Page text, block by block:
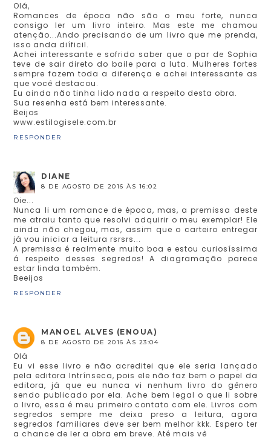
Olá,
Romances de época não são o meu forte, nunca
consigo ler um livro inteiro. Mas este me chamou
atenção...Ando precisando de um livro que me prenda,
isso anda diíficil.
Achei interessante e sofrido saber que o par de Sophia
teve de sair direto do baile para a luta. Mulheres fortes
sempre fazem toda a diferença e achei interessante as
que você destacou.
Eu ainda não tinha lido nada a respeito desta obra.
Sua resenha está bem interessante.
Beijos
www.estilogisele.com.br
RESPONDER
DIANE
8 DE AGOSTO DE 2016 ÀS 16:02
Oie...
Nunca li um romance de época, mas, a premissa deste
me atraiu tanto que resolvi adquirir o meu exemplar! Ele
ainda não chegou, mas, assim que o carteiro entregar
já vou iniciar a leitura rsrsrs...
A premissa é realmente muito boa e estou curiosíssima
á respeito desses segredos! A diagramação parece
estar linda também.
Beeijos
RESPONDER
MANOEL ALVES (ENOUA)
8 DE AGOSTO DE 2016 ÀS 23:04
Olá
Eu vi esse livro e não acreditei que ele seria lançado
pela editora Intrínseca, pois ele não faz bem o papel da
editora, já que eu nunca vi nenhum livro do gênero
sendo publicado por ela. Ache bem legal o que li sobre
o livro, essa é meu primeiro contato com ele. Livros com
segredos sempre me deixa preso a leitura, agora
segredos familiares deve ser bem melhor kkk. Espero ter
a chance de ler a obra em breve. Até mais vê